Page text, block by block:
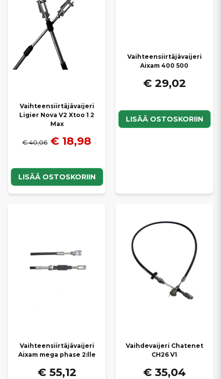
Vaihteensiirtäjävaijeri
Ligier Nova V2 Xtoo 1 2
Max
€ 40,06 € 18,98
LISÄÄ OSTOSKORIIN
Vaihteensiirtäjävaijeri
Aixam 400 500
€ 29,02
LISÄÄ OSTOSKORIIN
Vaihteensiirtäjävaijeri
Aixam mega phase 2:lle
€ 55,12
Vaihdevaijeri Chatenet
CH26 V1
€ 35,04